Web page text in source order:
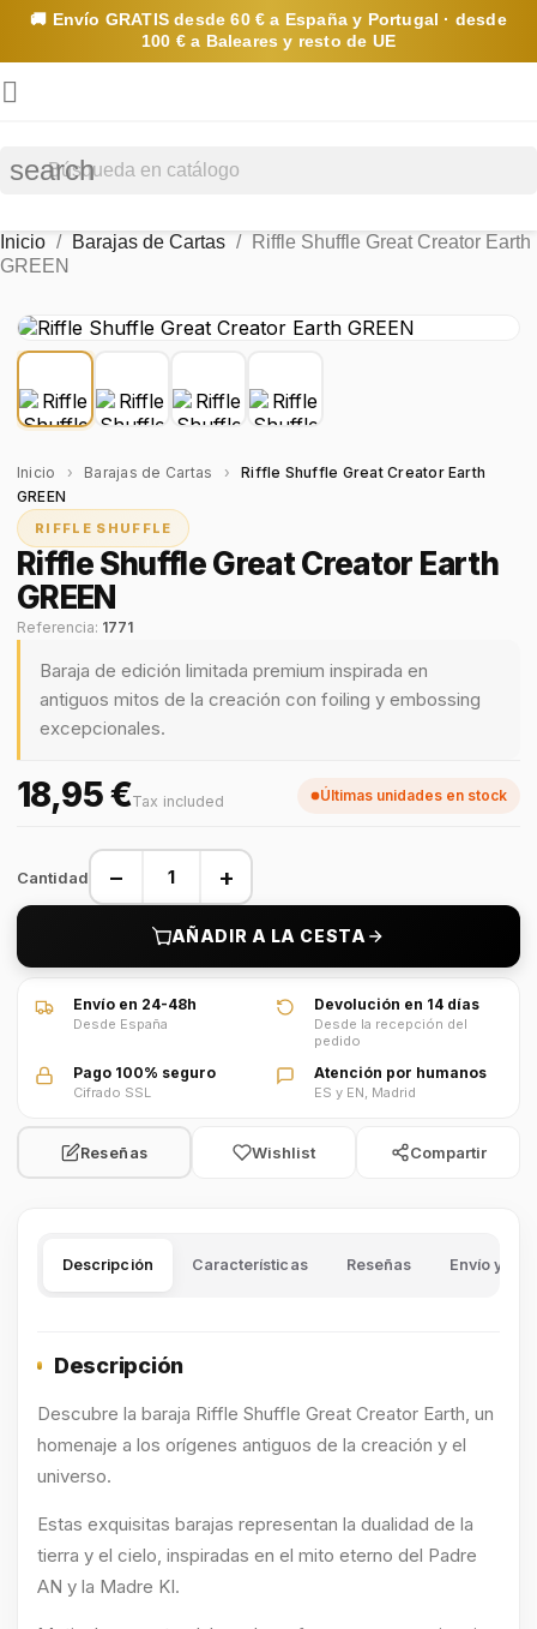
🚚 Envío GRATIS desde 60 € a España y Portugal · desde
100 € a Baleares y resto de UE

search
Inicio Barajas de Cartas
Riffle Shuffle Great Creator Earth
GREEN
Inicio › Barajas de Cartas ›
Riffle Shuffle Great Creator Earth
GREEN
RIFFLE SHUFFLE
Riffle Shuffle Great Creator Earth
GREEN
Referencia: 1771
Baraja de edición limitada premium inspirada en
antiguos mitos de la creación con foiling y embossing
excepcionales.
18,95 €Tax included Últimas unidades en stock
Cantidad − +
AÑADIR A LA CESTA
Envío en 24-48h
Desde España
Devolución en 14 días
Desde la recepción del
pedido
Pago 100% seguro
Cifrado SSL
Atención por humanos
ES y EN, Madrid
Reseñas Wishlist Compartir
Descripción Características Reseñas Envío y
Descripción
Descubre la baraja Riffle Shuffle Great Creator Earth, un
homenaje a los orígenes antiguos de la creación y el
universo.
Estas exquisitas barajas representan la dualidad de la
tierra y el cielo, inspiradas en el mito eterno del Padre
AN y la Madre KI.